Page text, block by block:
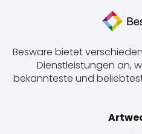
Besware bietet
Dienstleistungen an,
bekannteste und